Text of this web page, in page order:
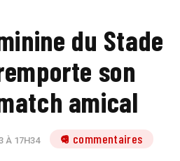
du Stade
son
amical
À 17H34 9 commentaires